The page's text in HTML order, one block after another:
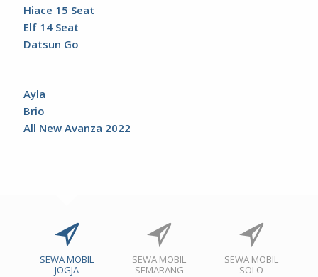
Hiace 15 Seat
Elf 14 Seat
Datsun Go
Ayla
Brio
All New Avanza 2022
SEWA MOBIL
JOGJA
SEWA MOBIL
SEMARANG
SEWA MOBIL
SOLO